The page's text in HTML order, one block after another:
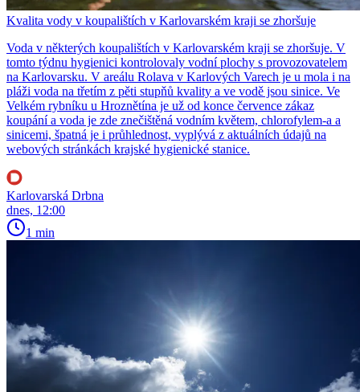
Kvalita vody v koupalištích v Karlovarském kraji se zhoršuje
Voda v některých koupalištích v Karlovarském kraji se zhoršuje. V
tomto týdnu hygienici kontrolovaly vodní plochy s provozovatelem
na Karlovarsku. V areálu Rolava v Karlových Varech je u mola i na
pláži voda na třetím z pěti stupňů kvality a ve vodě jsou sinice. Ve
Velkém rybníku u Hroznětína je už od konce července zákaz
koupání a voda je zde znečištěná vodním květem, chlorofylem-a a
sinicemi, špatná je i průhlednost, vyplývá z aktuálních údajů na
webových stránkách krajské hygienické stanice.
Karlovarská Drbna
dnes, 12:00
1 min